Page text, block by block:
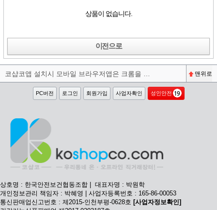
상품이 없습니다.
이전으로
맨위로
PC버전 로그인 회원가입 사업자확인 성인안전
상호명 : 한국안전보건협동조합 | 대표자명 : 박원학
개인정보관리 책임자 : 박혜영 | 사업자등록번호 : 165-86-00053
통신판매업신고번호 : 제2015-인천부평-0628호 [사업자정보확인]